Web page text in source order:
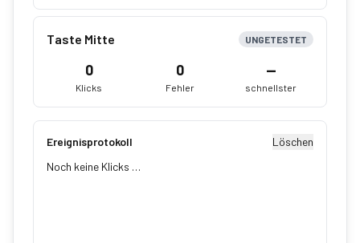
Taste Mitte UNGETESTET
0
Klicks
0
Fehler
—
schnellster
Ereignisprotokoll
Löschen
Noch keine Klicks …